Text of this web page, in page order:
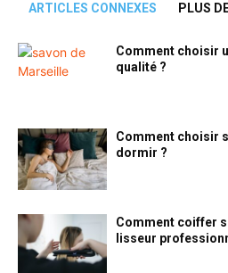
ARTICLES CONNEXES PLUS
Comment choisir
qualité ?
Comment choisir
dormir ?
Comment coiffer
lisseur